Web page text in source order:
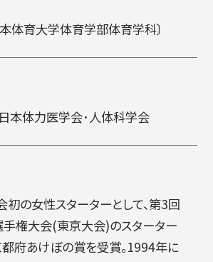
育部
本体育大学体育学部体育学科〕
本体力医学会･人体科学会
の女性スターターとして、第3回
権大会(東京大会)のスターター
都府あけぼの賞を受賞。1994年に